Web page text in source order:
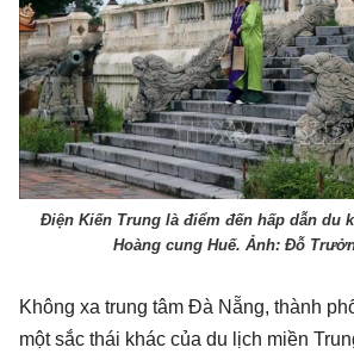
Điện Kiến Trung là điểm đến hấp dẫn du
Hoàng cung Huế. Ảnh: Đỗ
Không xa trung tâm Đà Nẵng, thành
một sắc thái khác của du lịch miền